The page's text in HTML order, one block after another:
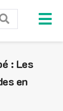
: Les
en